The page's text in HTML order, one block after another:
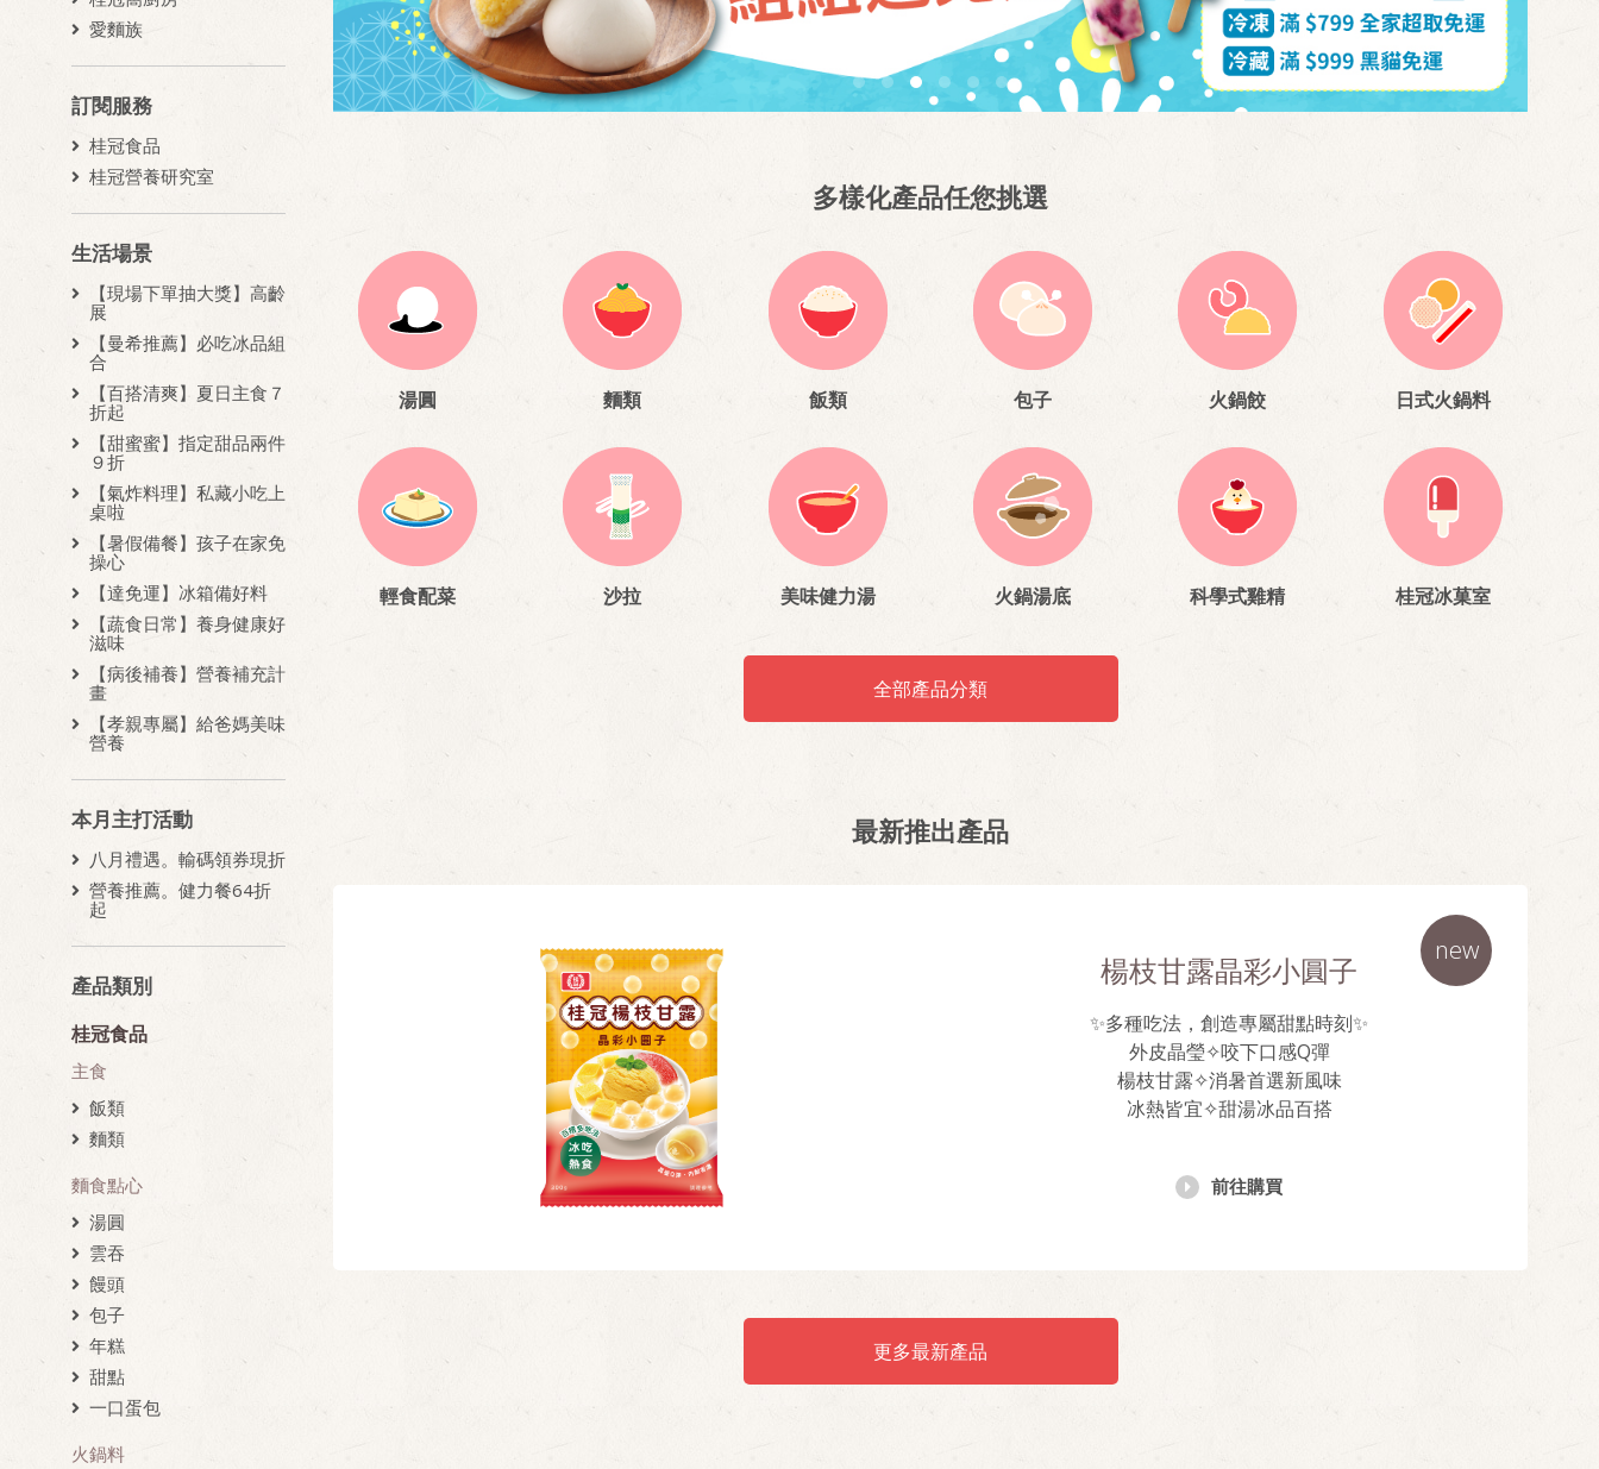
愛麵族
訂閱服務
桂冠食品
桂冠營養研究室
生活場景
【現場下單抽大獎】高齡
展
【曼希推薦】必吃冰品組
合
【百搭清爽】夏日主食７
折起
【甜蜜蜜】指定甜品兩件
９折
【氣炸料理】私藏小吃上
桌啦
【暑假備餐】孩子在家免
操心
【達免運】冰箱備好料
【蔬食日常】養身健康好
滋味
【病後補養】營養補充計
畫
【孝親專屬】給爸媽美味
營養
本月主打活動
八月禮遇。輸碼領券現折
營養推薦。健力餐64折
起
產品類別
桂冠食品
主食
飯類
麵類
麵食點心
湯圓
雲吞
饅頭
包子
年糕
甜點
一口蛋包
火鍋料
多樣化產品任您挑選
湯圓 麵類 飯類 包子 火鍋餃 日式火鍋料
輕食配菜 沙拉 美味健力湯 火鍋湯底 科學式雞精 桂冠冰菓室
全部產品分類
最新推出產品
楊枝甘露晶彩小圓子
✨多種吃法，創造專屬甜點時刻✨
外皮晶瑩✧咬下口感Q彈
楊枝甘露✧消暑首選新風味
冰熱皆宜✧甜湯冰品百搭
前往購買
new
更多最新產品